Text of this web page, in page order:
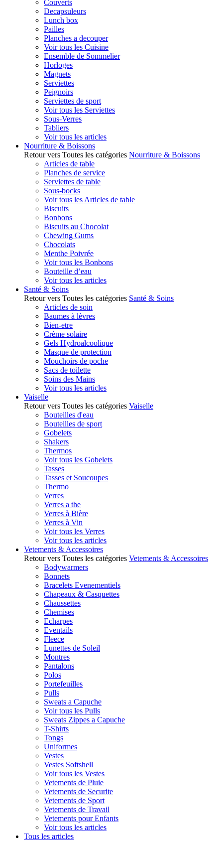
Couverts
Decapsuleurs
Lunch box
Pailles
Planches a decouper
Voir tous les Cuisine
Ensemble de Sommelier
Horloges
Magnets
Serviettes
Peignoirs
Serviettes de sport
Voir tous les Serviettes
Sous-Verres
Tabliers
Voir tous les articles
Nourriture & Boissons
Retour vers Toutes les catégories Nourriture & Boissons
Articles de table
Planches de service
Serviettes de table
Sous-bocks
Voir tous les Articles de table
Biscuits
Bonbons
Biscuits au Chocolat
Chewing Gums
Chocolats
Menthe Poivrée
Voir tous les Bonbons
Bouteille d’eau
Voir tous les articles
Santé & Soins
Retour vers Toutes les catégories Santé & Soins
Articles de soin
Baumes à lèvres
Bien-etre
Crème solaire
Gels Hydroalcoolique
Masque de protection
Mouchoirs de poche
Sacs de toilette
Soins des Mains
Voir tous les articles
Vaiselle
Retour vers Toutes les catégories Vaiselle
Bouteilles d'eau
Bouteilles de sport
Gobelets
Shakers
Thermos
Voir tous les Gobelets
Tasses
Tasses et Soucoupes
Thermo
Verres
Verres a the
Verres à Bière
Verres à Vin
Voir tous les Verres
Voir tous les articles
Vetements & Accessoires
Retour vers Toutes les catégories Vetements & Accessoires
Bodywarmers
Bonnets
Bracelets Evenementiels
Chapeaux & Casquettes
Chaussettes
Chemises
Echarpes
Eventails
Fleece
Lunettes de Soleil
Montres
Pantalons
Polos
Portefeuilles
Pulls
Sweats a Capuche
Voir tous les Pulls
Sweats Zippes a Capuche
T-Shirts
Tongs
Uniformes
Vestes
Vestes Softshell
Voir tous les Vestes
Vetements de Pluie
Vetements de Securite
Vetements de Sport
Vetements de Travail
Vetements pour Enfants
Voir tous les articles
Tous les articles